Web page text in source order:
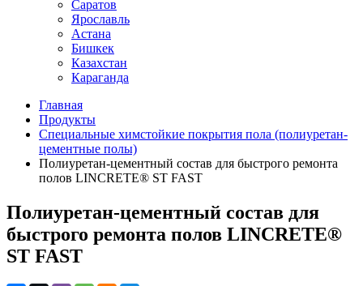
Саратов
Ярославль
Астана
Бишкек
Казахстан
Караганда
Главная
Продукты
Специальные химстойкие покрытия пола (полиуретан-
цементные полы)
Полиуретан-цементный состав для быстрого ремонта
полов LINCRETE® ST FAST
Полиуретан-цементный состав для
быстрого ремонта полов LINCRETE®
ST FAST